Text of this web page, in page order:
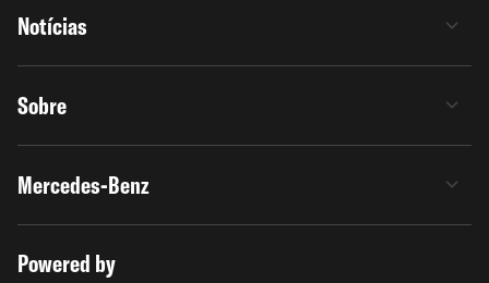
Notícias
Sobre
Mercedes-Benz
Powered by